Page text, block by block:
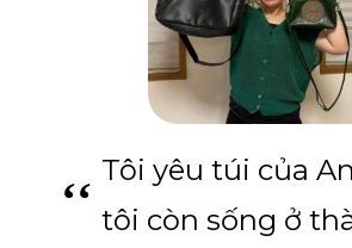
Tôi yêu túi của
tôi còn sống ở